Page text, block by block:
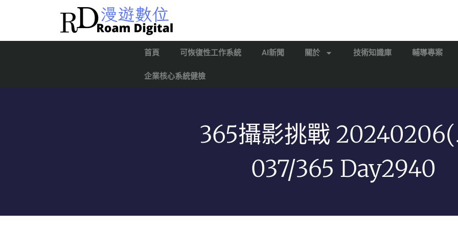
首頁 可恢復性工作系統 AI新聞 關於 技術知識庫 輔導專案
企業核心系統健檢
365攝影挑戰
037/365 Day2940